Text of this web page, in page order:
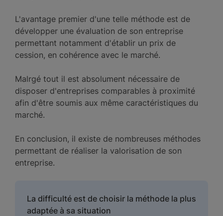
L'avantage premier d'une telle méthode est de
développer une évaluation de son entreprise
permettant notamment d'établir un prix de
cession, en cohérence avec le marché.
Malrgé tout il est absolument nécessaire de
disposer d'entreprises comparables à proximité
afin d'être soumis aux même caractéristiques du
marché.
En conclusion, il existe de nombreuses méthodes
permettant de réaliser la valorisation de son
entreprise.
La difficulté est de choisir la méthode la plus
adaptée à sa situation